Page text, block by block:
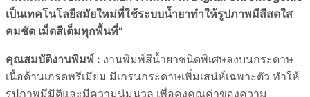
เป็นเทคโนโลยีสมัยใหม่ที่ใช้ระบบน้ำยาทำให้รูปภาพมีสีสดใส
คมชัด เม็ดสีเต็มทุกพื้นที่”
คุณสมบัติงานพิมพ์ : งานพิมพ์สีน้ำยาชนิดพิเศษลงบนกระดาษ
เนื้อด้านเกรดพรีเมียม มีเกรนกระดาษเพิ่มเสน่ห์เฉพาะตัว ทำให้
รูปภาพมีมิติและมีความนุ่มนวล เพื่อคงคุณค่าของความ